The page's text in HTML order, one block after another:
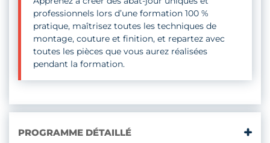
professionnels lors d’une formation 100 %
pratique, maîtrisez toutes les techniques de
montage, couture et finition, et repartez avec
toutes les pièces que vous aurez réalisées
pendant la formation.
PROGRAMME DÉTAILLÉ